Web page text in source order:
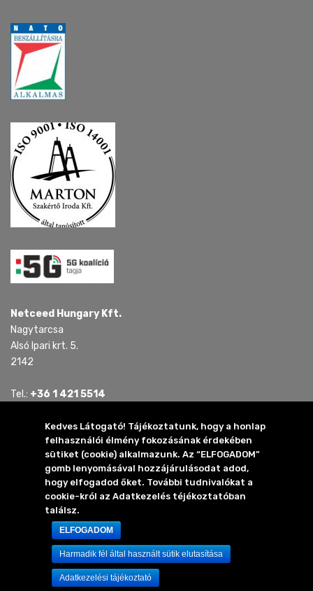
Netceed Hungary Kft.
Nagytarcsa
Alsó Ipari krt. 5.
2142
Tel.: +36 1 421 5514
mail.hu @ netceed.com
2024 Netceed Hungary Kft.
Minden jog fenntartva
Elérhetőség
Adatkezelési tájékoztató
Impresszum
Kedves Látogató! Tájékoztatunk, hogy a honlap
felhasználói élmény fokozásának érdekében
sütiket (cookie) alkalmazunk. Az “ELFOGADOM”
gomb lenyomásával hozzájárulásodat adod,
hogy elfogadod őket. További tudnivalókat a
cookie-król az Adatkezelés téjékoztatóban
találsz.
ELFOGADOM
Harmadik fél által használt sütik elutasítása
Adatkezelési tájékoztató